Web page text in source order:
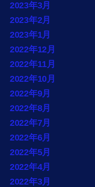
2023年3月
2023年2月
2023年1月
2022年12月
2022年11月
2022年10月
2022年9月
2022年8月
2022年7月
2022年6月
2022年5月
2022年4月
2022年3月